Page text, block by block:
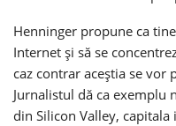
Henninger propune ca
Internet și să se
caz contrar aceștia se
Jurnalistul dă ca
din Silicon Valley,